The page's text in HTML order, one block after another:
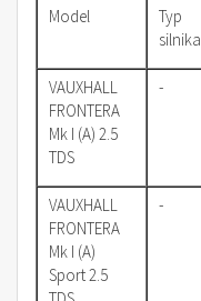
Model
Typ
silnika
VAUXHALL
FRONTERA
Mk I (A) 2.5
TDS
-
VAUXHALL
FRONTERA
Mk I (A)
Sport 2.5
-